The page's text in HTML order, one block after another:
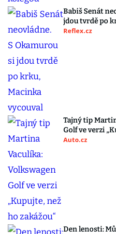
Babiš Senát
jdou tvrdě po
Reflex.cz
Tajný tip
Golf ve verzi
Auto.cz
Den lenosti: